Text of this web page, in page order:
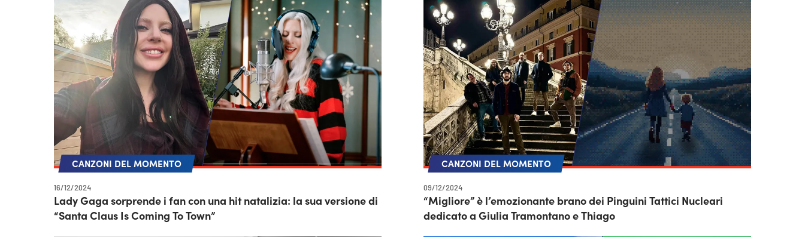
CANZONI DEL MOMENTO
16/12/2024
Lady Gaga sorprende i fan con una hit natalizia: la sua versione di
“Santa Claus Is Coming To Town”
CANZONI DEL MOMENTO
09/12/2024
“Migliore” è l’emozionante brano dei Pinguini Tattici Nucleari
dedicato a Giulia Tramontano e Thiago